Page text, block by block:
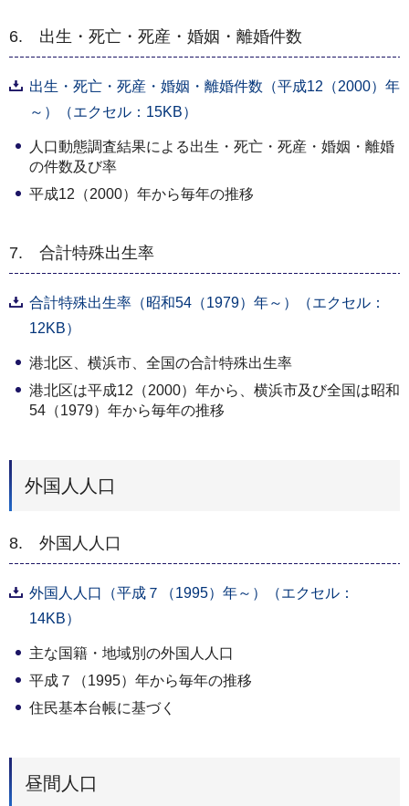
6. 出生・死亡・死産・婚姻・離婚件数
出生・死亡・死産・婚姻・離婚件数（平成12（2000）年
～）（エクセル：15KB）
人口動態調査結果による出生・死亡・死産・婚姻・離婚
の件数及び率
平成12（2000）年から毎年の推移
7. 合計特殊出生率
合計特殊出生率（昭和54（1979）年～）（エクセル：
12KB）
港北区、横浜市、全国の合計特殊出生率
港北区は平成12（2000）年から、横浜市及び全国は昭和
54（1979）年から毎年の推移
外国人人口
8. 外国人人口
外国人人口（平成７（1995）年～）（エクセル：
14KB）
主な国籍・地域別の外国人人口
平成７（1995）年から毎年の推移
住民基本台帳に基づく
昼間人口